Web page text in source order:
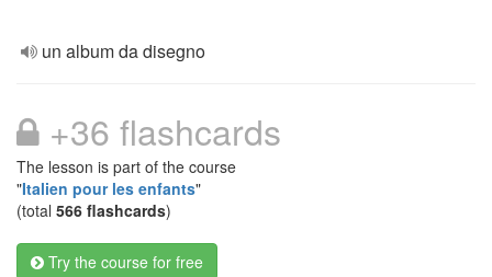
un album da disegno
+36 flashcards
The lesson is part of the course
"Italien pour les enfants"
(total 566 flashcards)
Try the course for free